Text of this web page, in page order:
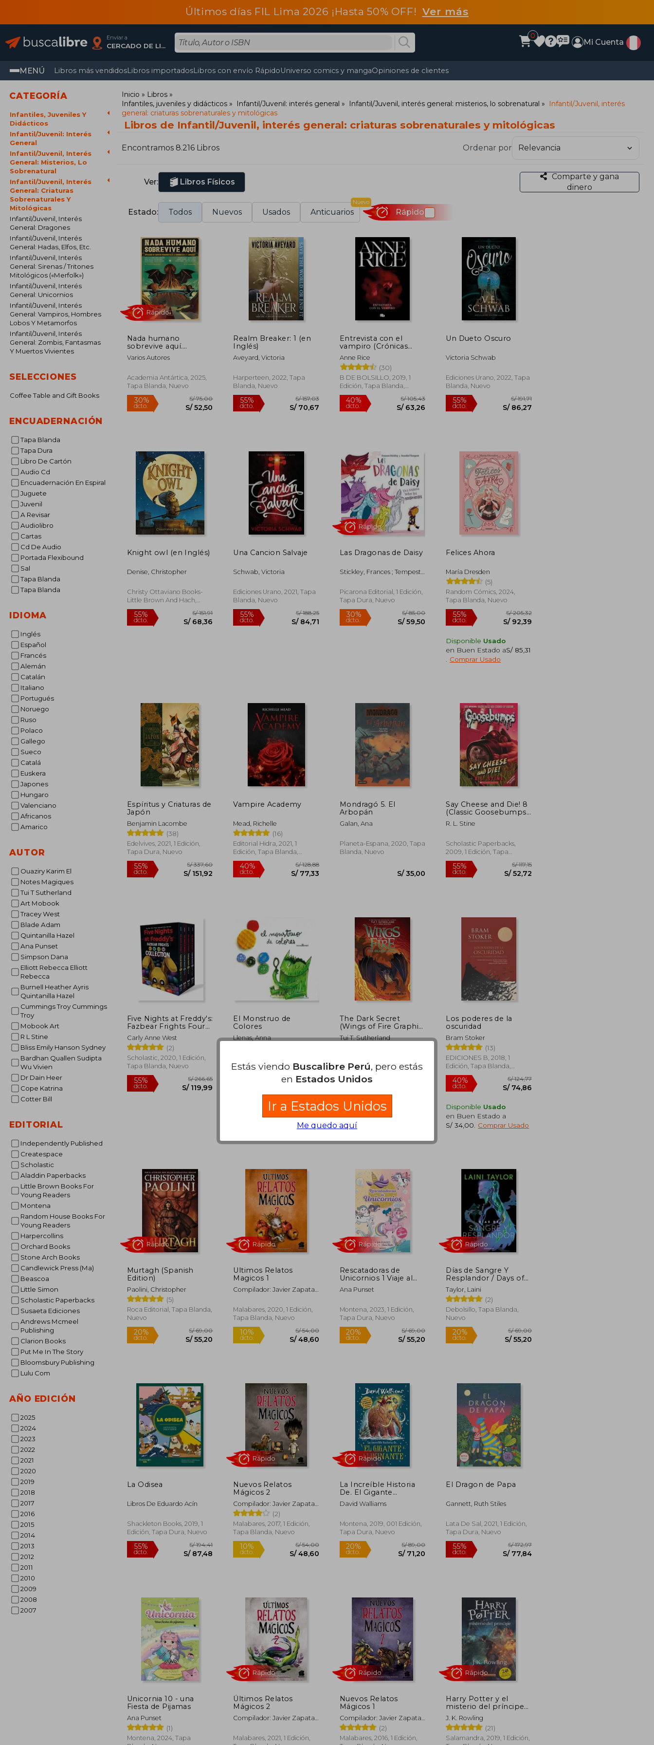
Últimos días FIL Lima 2026 ¡Hasta 50% OFF! Ver más
Enviar a
CERCADO DE LIMA, Lima
0
Mi Cuenta
MENÚ Libros más vendidosLibros importadosLibros con envío RápidoUniverso comics y mangaOpiniones de clientes
CATEGORÍA
Infantiles, Juveniles Y
Didácticos
Infantil/Juvenil: Interés
General
Infantil/Juvenil, Interés
General: Misterios, Lo
Sobrenatural
Infantil/Juvenil, Interés
General: Criaturas
Sobrenaturales Y
Mitológicas
Infantil/Juvenil, Interés
General: Dragones
Infantil/Juvenil, Interés
General: Hadas, Elfos, Etc.
Infantil/Juvenil, Interés
General: Sirenas / Tritones
Mitológicos («Merfolk»)
Infantil/Juvenil, Interés
General: Unicornios
Infantil/Juvenil, Interés
General: Vampiros, Hombres
Lobos Y Metamorfos
Infantil/Juvenil, Interés
General: Zombis, Fantasmas
Y Muertos Vivientes
SELECCIONES
Coffee Table and Gift Books
ENCUADERNACIÓN
Tapa Blanda
Tapa Dura
Libro De Cartón
Audio Cd
Encuadernación En Espiral
Juguete
Juvenil
A Revisar
Audiolibro
Cartas
Cd De Audio
Portada Flexibound
Sal
Tapa Blanda
Tapa Blanda
IDIOMA
Inglés
Español
Francés
Alemán
Catalán
Italiano
Portugués
Noruego
Ruso
Polaco
Gallego
Sueco
Catalá
Euskera
Japones
Hungaro
Valenciano
Africanos
Amarico
AUTOR
Ouaziry Karim El
Notes Magiques
Tui T Sutherland
Art Mobook
Tracey West
Blade Adam
Quintanilla Hazel
Ana Punset
Simpson Dana
Elliott Rebecca Elliott
Rebecca
Burnell Heather Ayris
Quintanilla Hazel
Cummings Troy Cummings
Troy
Mobook Art
R L Stine
Bliss Emily Hanson Sydney
Bardhan Quallen Sudipta
Wu Vivien
Dr Dain Heer
Cope Katrina
Cotter Bill
EDITORIAL
Independently Published
Createspace
Scholastic
Aladdin Paperbacks
Little Brown Books For
Young Readers
Montena
Random House Books For
Young Readers
Harpercollins
Orchard Books
Stone Arch Books
Candlewick Press (Ma)
Beascoa
Little Simon
Scholastic Paperbacks
Susaeta Ediciones
Andrews Mcmeel
Publishing
Clarion Books
Put Me In The Story
Bloomsbury Publishing
Lulu Com
AÑO EDICIÓN
2025
2024
2023
2022
2021
2020
2019
2018
2017
2016
2015
2014
2013
2012
2011
2010
2009
2008
2007
Inicio
Libros
Infantiles, juveniles y didácticos
Infantil/Juvenil: interés general Infantil/Juvenil, interés general: misterios, lo sobrenatural
Infantil/Juvenil, interés
general: criaturas sobrenaturales y mitológicas
Libros de Infantil/Juvenil, interés general: criaturas sobrenaturales y mitológicas
Encontramos 8.216 Libros Ordenar por
Ver: Libros Físicos
Comparte y gana
dinero
Estado: Todos Nuevos Usados Anticuarios
Nuevo
Rápido
Nada humano
sobrevive aquí.
Antología de cuentos
peruanos bajo la
Lovecraft
Varios Autores
Academia Antártica, 2025,
Tapa Blanda, Nuevo
dcto.
Rápido
Realm Breaker: 1 (en
Inglés)
Aveyard, Victoria
Harperteen, 2022, Tapa
Blanda, Nuevo
dcto. S/ 70,67
Entrevista con el
vampiro (Crónicas
Vampíricas 1)
Anne Rice
(30)
B DE BOLSILLO, 2019, 1
Edición, Tapa Blanda,
Nuevo
S/ 63,26
Un Dueto Oscuro
Victoria Schwab
Ediciones Urano, 2022, Tapa
Blanda, Nuevo
dcto.
Knight owl (en Inglés)
Denise, Christopher
Christy Ottaviano Books-
Little Brown And Hach,
2022, Tapa Dura, Nuevo
Una Cancion Salvaje
Schwab, Victoria
Ediciones Urano, 2021, Tapa
Blanda, Nuevo
Las Dragonas de Daisy
Stickley, Frances ; Tempest,
Picarona Editorial, 1 Edición,
Tapa Dura, Nuevo
Felices Ahora
María Dresden
(5)
Random Cómics, 2024,
Tapa Blanda, Nuevo
Disponible Usado
en Buen Estado aS/ 85,31
Comprar Usado
Espíritus y Criaturas de
Japón
Benjamin Lacombe
(38)
Edelvives, 2021, 1 Edición,
Tapa Dura, Nuevo
55%
dcto.
S/ 337,60
Vampire Academy
Mead, Richelle
(16)
Editorial Hidra, 2021, 1
Edición, Tapa Blanda,
Nuevo
40%
dcto.
Mondragó 5. El
Arbopán
Galan, Ana
Planeta-Espana, 2020, Tapa
Blanda, Nuevo
S/ 35,00
Say Cheese and Die! 8
(Classic Goosebumps)
(en Inglés)
R. L. Stine
Scholastic Paperbacks,
2009, 1 Edición, Tapa
Blanda, Nuevo
55%
dcto.
Five Nights at Freddy's:
Fazbear Frights Four
Book Boxed Set (en
Inglés)
Carly Anne West
(2)
Scholastic, 2020, 1 Edición,
Tapa Blanda, Nuevo
55%
dcto.
El Monstruo de
Colores
Llenas, Anna
Edición, Tapa Dura, Nuevo
54%
dcto.
The Dark Secret
(Wings of Fire Graphic
Novel #4) (en Inglés)
Tui T. Sutherland
Tapa Blanda, Nuevo
55%
dcto. S/ 61,41
Los poderes de la
oscuridad
Bram Stoker
(13)
EDICIONES B, 2018, 1
Edición, Tapa Blanda,
Nuevo
40%
dcto.
Disponible Usado
en Buen Estado a
S/ 34,00
Comprar Usado
Murtagh (Spanish
Edition)
Paolini, Christopher
(5)
Roca Editorial, Tapa Blanda,
Nuevo
20%
dcto. S/ 55,20
Rápido
Ultimos Relatos
Magicos 1
Compilador: Javier Zapata
Malabares, 2020, 1 Edición,
Tapa Blanda, Nuevo
10%
dcto. S/ 48,60
Rápido
Rescatadoras de
Unicornios 1 Viaje al
Pais de las Sirenas
Ana Punset
Montena, 2023, 1 Edición,
Tapa Dura, Nuevo
20%
dcto. S/ 55,20
Rápido
Días de Sangre Y
Resplandor / Days of
Blood & Starlight
Taylor, Laini
(2)
Debolsillo, Tapa Blanda,
Nuevo
dcto.
Rápido
La Odisea
Libros De Eduardo Acín
Shackleton Books, 2019, 1
Edición, Tapa Dura, Nuevo
55%
dcto.
S/ 194,41
Nuevos Relatos
Mágicos 2
Compilador: Javier Zapata
Innocenzi
(2)
Malabares, 2017, 1 Edición,
Tapa Blanda, Nuevo
10% S/ 54,00
S/ 48,60
Rápido
La Increíble Historia
De. El Gigante
Alucinante
David Walliams
Montena, 2019, 001 Edición,
Tapa Dura, Nuevo
20%
dcto.
S/ 89,00
S/ 71,20
Rápido
El Dragon de Papa
Gannett, Ruth Stiles
Lata De Sal, 2021, 1 Edición,
Tapa Dura, Nuevo
Unicornia 10 - una
Fiesta de Pijamas
Ana Punset
(1)
Montena, 2024, Tapa
Últimos Relatos
Mágicos 2
Compilador: Javier Zapata
Malabares, 2021, 1 Edición,
Nuevos Relatos
Mágicos 1
Compilador: Javier Zapata
Innocenzi
(2)
Malabares, 2016, 1 Edición,
Harry Potter y el
misterio del príncipe
(Harry Potter 6)
J. K. Rowling
(21)
Salamandra, 2019, 1 Edición,
Estás viendo Buscalibre Perú, pero estás
en Estados Unidos
Ir a Estados Unidos
Me quedo aquí